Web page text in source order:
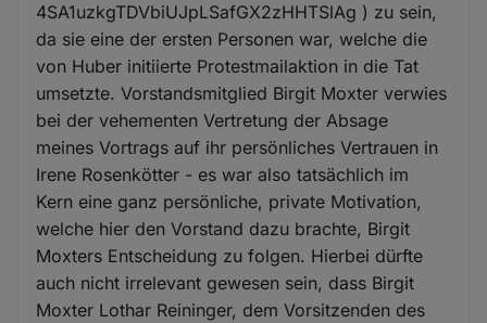
4SA1uzkgTDVbiUJpLSafGX2zHHTSlAg ) zu sein,
da sie eine der ersten Personen war, welche die
von Huber initiierte Protestmailaktion in die Tat
umsetzte. Vorstandsmitglied Birgit Moxter verwies
bei der vehementen Vertretung der Absage
meines Vortrags auf ihr persönliches Vertrauen in
Irene Rosenkötter - es war also tatsächlich im
Kern eine ganz persönliche, private Motivation,
welche hier den Vorstand dazu brachte, Birgit
Moxters Entscheidung zu folgen. Hierbei dürfte
auch nicht irrelevant gewesen sein, dass Birgit
Moxter Lothar Reininger, dem Vorsitzenden des